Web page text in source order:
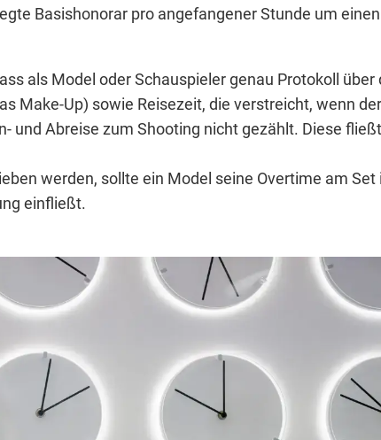
Basishonorar pro angefangener Stunde um
als Model oder Schauspieler genau Protokoll
Make-Up) sowie Reisezeit, die verstreicht, wenn
Abreise zum Shooting nicht gezählt. Diese
werden, sollte ein Model seine Overtime am
einfließt.